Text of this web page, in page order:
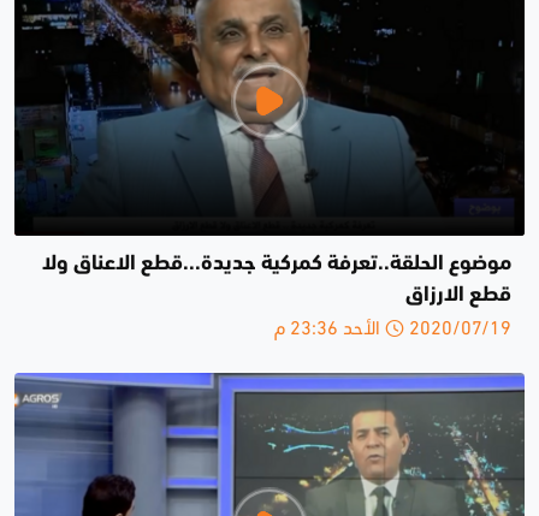
موضوع الحلقة..تعرفة كمركية جديدة...قطع الاعناق ولا
قطع الارزاق
2020/07/19 الأحد 23:36 م